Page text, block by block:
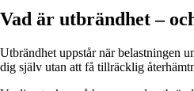
Vad är utbrändhet –
Utbrändhet uppstår när belastningen
dig själv utan att få tillräcklig